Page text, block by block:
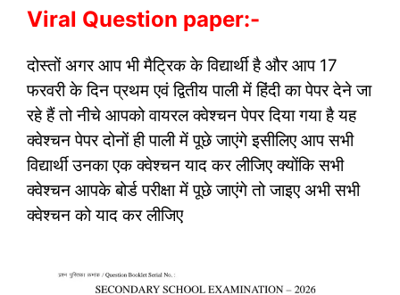
Viral Question paper:-
दोस्तों अगर आप भी मैट्रिक के विद्यार्थी है और आप 17
फरवरी के दिन प्रथम एवं द्वितीय पाली में हिंदी का पेपर देने जा
रहे हैं तो नीचे आपको वायरल क्वेश्चन पेपर दिया गया है यह
क्वेश्चन पेपर दोनों ही पाली में पूछे जाएंगे इसीलिए आप सभी
विद्यार्थी उनका एक क्वेश्चन याद कर लीजिए क्योंकि सभी
क्वेश्चन आपके बोर्ड परीक्षा में पूछे जाएंगे तो जाइए अभी सभी
क्वेश्चन को याद कर लीजिए